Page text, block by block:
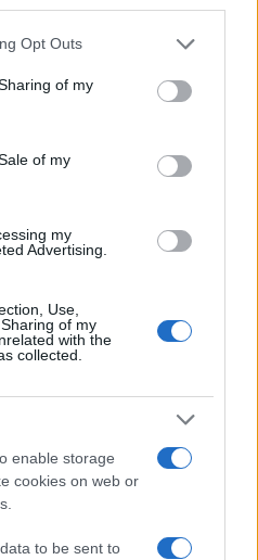
uses one or more Google
behaviour. You may click to
and its third-party tags to
purposes in below Google
Opt Outs
of my
of my
my
Advertising.
Use,
of my
with the
collected.
enable storage
cookies on web or
to be sent to
tempo reale?
e le tue foto
al numero +39
ultime news
News